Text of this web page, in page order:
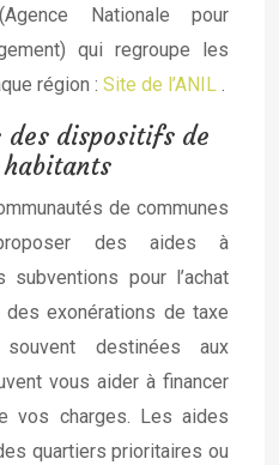
Nationale pour
qui regroupe les
région : Site de l’ANIL .
des dispositifs de
de communes
des aides à
subventions pour l’achat
des exonérations de taxe
destinées aux
vous aider à financer
vos charges. Les aides
quartiers prioritaires ou